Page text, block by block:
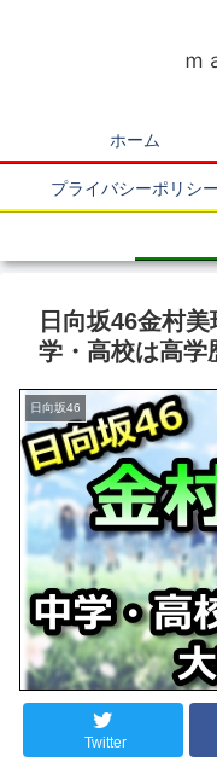
ｍ
ホーム
プライバシーポリシー
日向坂46金村
学・高校は高学
日向坂46
Twitter